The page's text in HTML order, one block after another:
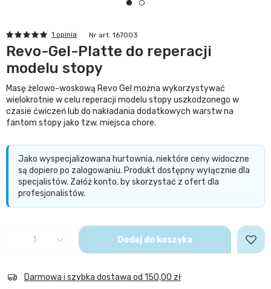
1 opinia Nr art. 167003
Revo-Gel-Platte do reperacji
modelu stopy
Masę żelowo-woskową Revo Gel można wykorzystywać
wielokrotnie w celu reperacji modelu stopy uszkodzonego w
czasie ćwiczeń lub do nakładania dodatkowych warstw na
fantom stopy jako tzw. miejsca chore.
Jako wyspecjalizowana hurtownia, niektóre ceny widoczne
są dopiero po zalogowaniu. Produkt dostępny wyłącznie dla
specjalistów. Załóż konto, by skorzystać z ofert dla
profesjonalistów.
Dodaj do koszyka
Darmowa i szybka dostawa od 150,00 zł